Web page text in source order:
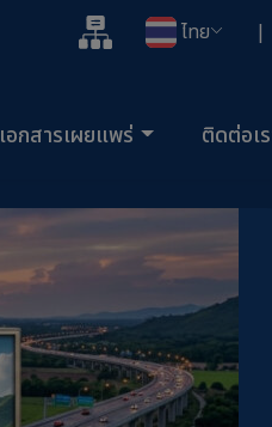
แผนผังเว็บไซต์
เปลี่ยนภาษา
ไทย |
เปิดกล่องค้นหาข้อมูลหลักข
เอกสารเผยแพร่ ติดต่อเ